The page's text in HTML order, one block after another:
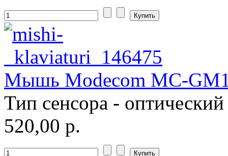
Мышь Modecom MC-
Тип сенсора - оптический
520,00 р.